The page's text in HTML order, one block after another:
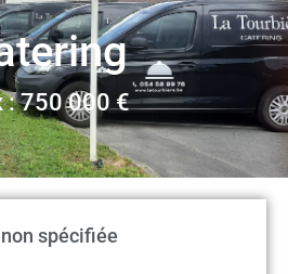
: 750 000 €
spécifiée